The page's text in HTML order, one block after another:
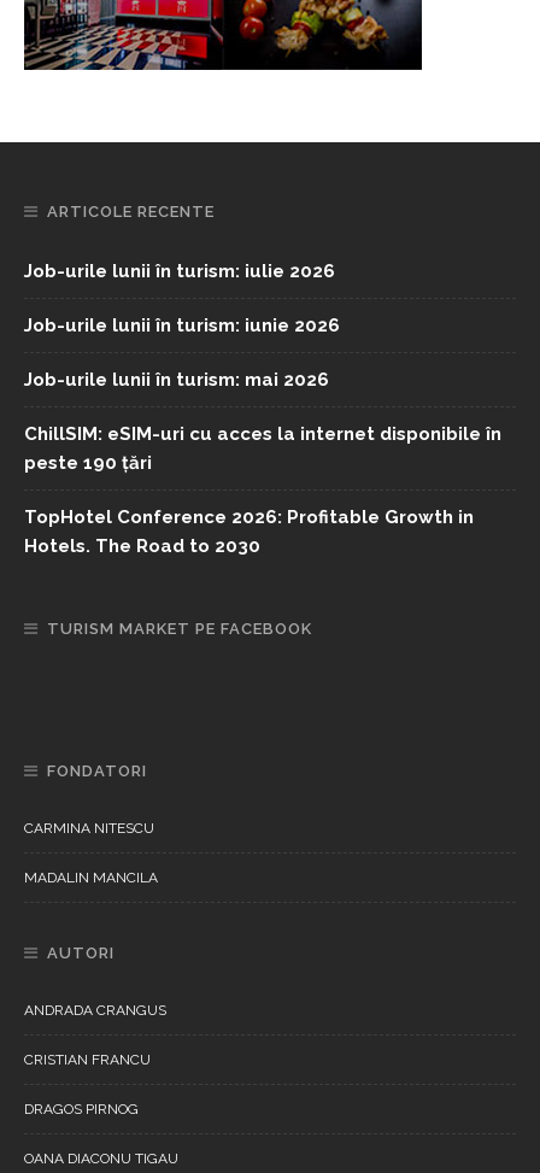
ARTICOLE RECENTE
Job-urile lunii în turism: iulie 2026
Job-urile lunii în turism: iunie 2026
Job-urile lunii în turism: mai 2026
ChillSIM: eSIM-uri cu acces la internet disponibile în
peste 190 țări
TopHotel Conference 2026: Profitable Growth in
Hotels. The Road to 2030
TURISM MARKET PE FACEBOOK
FONDATORI
CARMINA NITESCU
MADALIN MANCILA
AUTORI
ANDRADA CRANGUS
CRISTIAN FRANCU
DRAGOS PIRNOG
OANA DIACONU TIGAU